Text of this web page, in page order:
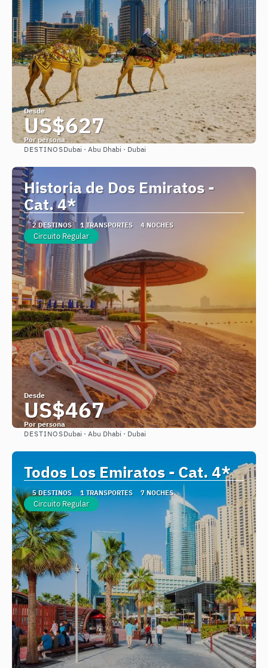
Desde
US$627
Por persona
Ver
DESTINOSDubai · Abu Dhabi · Dubai
Historia de Dos Emiratos -
Cat. 4*
2 DESTINOS 1 TRANSPORTES 4 NOCHES
Circuito Regular
Desde
US$467
Por persona
Ver
DESTINOSDubai · Abu Dhabi · Dubai
Todos Los Emiratos - Cat. 4*
5 DESTINOS 1 TRANSPORTES 7 NOCHES
Circuito Regular